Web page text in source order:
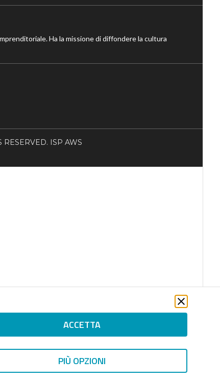
ACCETTA
PIÙ OPZIONI
Ha la missione di diffondere la cultura
ISP AWS